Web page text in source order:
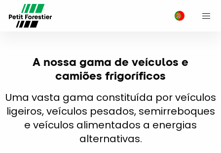
A nossa gama de veículos e
camiões frigoríficos
Uma vasta gama constituída por veículos
ligeiros, veículos pesados, semirreboques
e veículos alimentados a energias
alternativas.